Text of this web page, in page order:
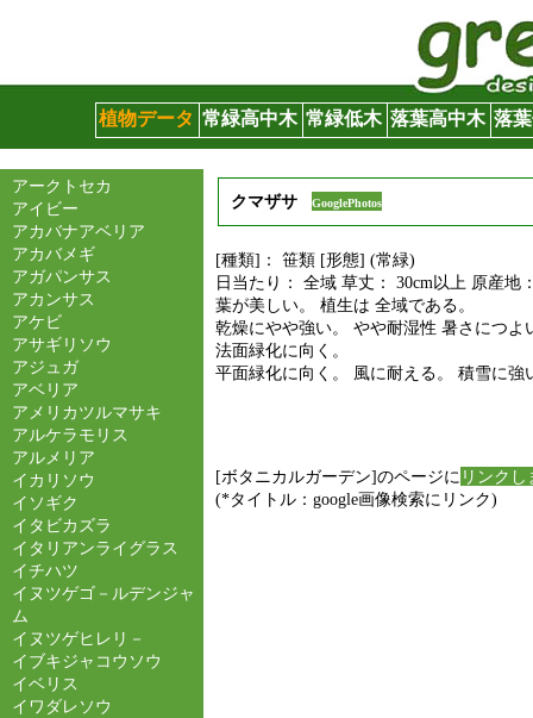
植物データ 常緑高中木 常緑低木 落葉高中木 落
アークトセカ
アイビー
アカバナアベリア
アカバメギ
アガパンサス
アカンサス
アケビ
アサギリソウ
アジュガ
アベリア
アメリカツルマサキ
アルケラモリス
アルメリア
イカリソウ
イソギク
イタビカズラ
イタリアンライグラス
イチハツ
イヌツゲゴ－ルデンジャ
ム
イヌツゲヒレリ－
イブキジャコウソウ
イベリス
イワダレソウ
クマザサ GooglePhotos
[種類]： 笹類 [形態] (常緑)
日当たり： 全域 草丈： 30cm以上 原産地
葉が美しい。 植生は 全域である。
乾燥にやや強い。 やや耐湿性 暑さにつよ
法面緑化に向く。
平面緑化に向く。 風に耐える。 積雪に強
[ボタニカルガーデン]のページに リンクし
(*タイトル：google画像検索にリンク)